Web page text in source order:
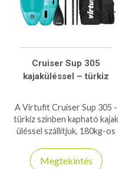
Cruiser Sup 305
kajaküléssel – türkiz
A Virtufit Cruiser Sup 305 -
türkiz színben kapható kajak
üléssel szállítjuk, 180kg-os
biztonságos deszka!
Megtekintés